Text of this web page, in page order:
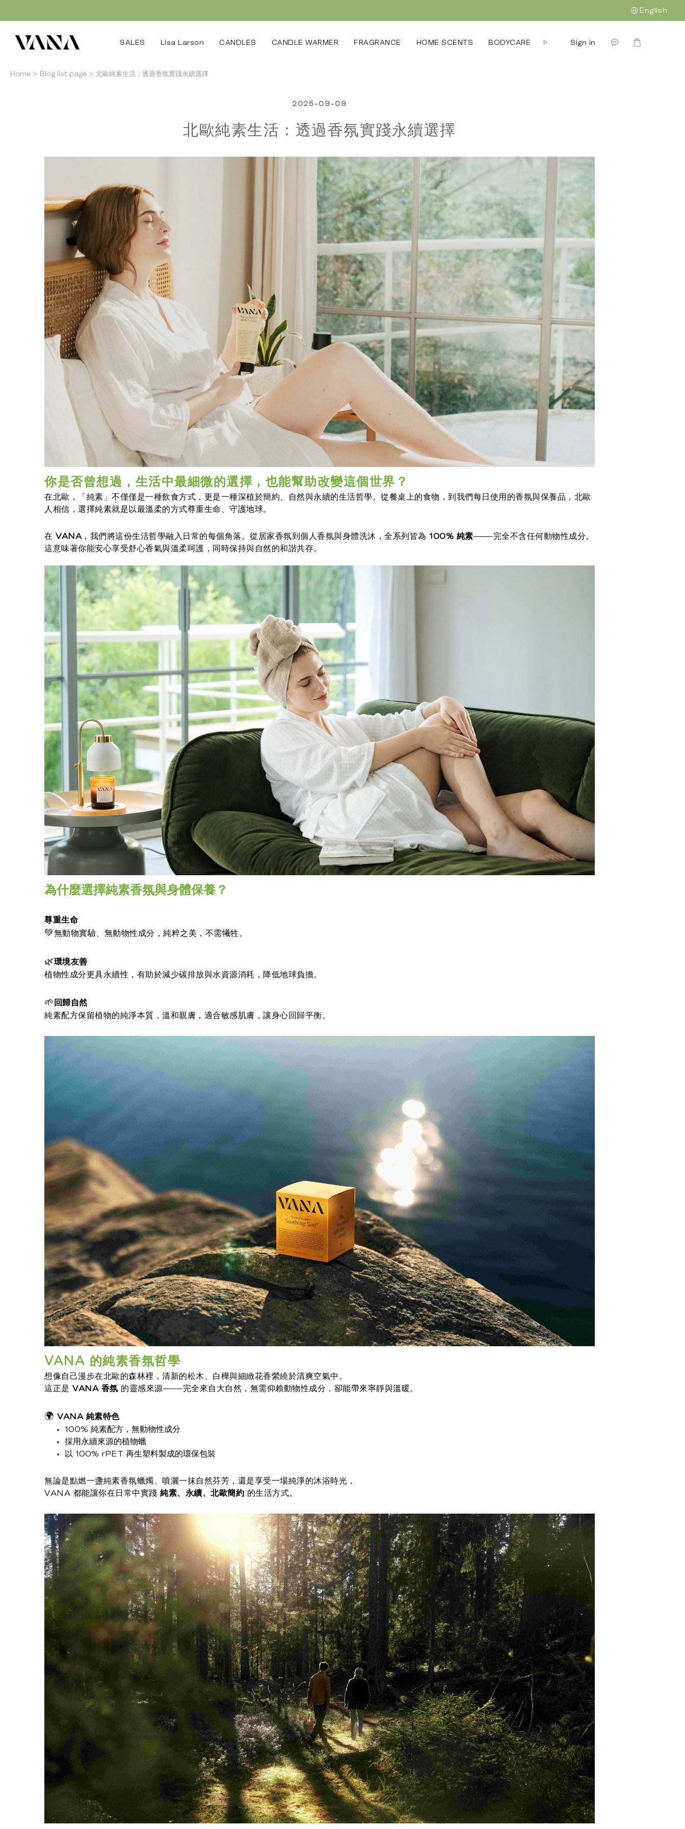
English
SALES Lisa Larson CANDLES CANDLE WARMER FRAGRANCE HOME SCENTS BODYCARE GIFTING 企業禮贈 OUR STORY
Sign in
Home > Blog list page > 北歐純素生活：透過香氛實踐永續選擇
2025-09-09
北歐純素生活：透過香氛實踐永續選擇
你是否曾想過，生活中最細微的選擇，也能幫助改變這個世界？
在北歐，「純素」不僅僅是一種飲食方式，更是一種深植於簡約、 自然與永續的生活哲學。從餐桌上的食物， 到我們每日使用的香氛與保養品，北歐
人相信， 選擇純素就是以最溫柔的方式尊重生命、守護地球。
在 VANA，我們將這份生活哲學融入日常的每個角落。 從居家香氛到個人香氛與身體洗沐，全系列皆為 100% 純素——完全不含任何動物性成分。
這意味著你能安心享受舒心香氣與溫柔呵護， 同時保持與自然的和諧共存。
為什麼選擇純素香氛與身體保養？
尊重生命
💚無動物實驗、無動物性成分，純粹之美，不需犧牲。
🌿環境友善
植物性成分更具永續性，有助於減少碳排放與水資源消耗， 降低地球負擔。
🌱 回歸自然
純素配方保留植物的純淨本質，溫和親膚，適合敏感肌膚， 讓身心回歸平衡。
VANA 的純素香氛哲學
想像自己漫步在北歐的森林裡，清新的松木、 白樺與細緻花香縈繞於清爽空氣中。
這正是 VANA 香氛 的靈感來源——完全來自大自然，無需仰賴動物性成分， 卻能帶來寧靜與溫暖。
🌍 VANA 純素特色
100% 純素配方，無動物性成分
採用永續來源的植物蠟
以 100% rPET 再生塑料製成的環保包裝
無論是點燃一盞純素香氛蠟燭、噴灑一抹自然芬芳， 還是享受一場純淨的沐浴時光，
VANA 都能讓你在日常中實踐 純素、永續、北歐簡約 的生活方式。